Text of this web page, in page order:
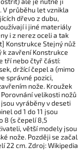
V průběhu let vznikla
dřevo z dubu,
i jiné materiály
i z nerez oceli a tak
Konstrukce Stejný nůž
zavření Konstrukce
tří nebo čtyř částí:
držící čepel a (mimo
správné pozici,
nože. Kroužek
velikosti nožů
vyráběny v deseti
od 1 do 11 jsou
8 (s čepelí 8,5
větší modely jsou
nože. Později se začal
22 cm. Zdroj: Wikipedia